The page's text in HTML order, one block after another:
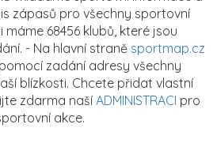
zápasů pro všechny sportovní
68456 klubů, které jsou
- Na hlavní straně sportmap.cz
zadání adresy všechny
blízkosti. Chcete přidat vlastní
zdarma naší ADMINISTRACI pro
akce.